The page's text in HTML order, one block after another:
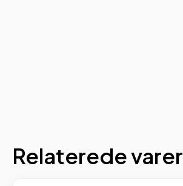
Relaterede varer